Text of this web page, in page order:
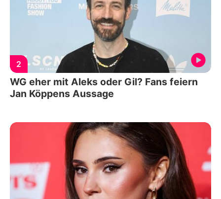
2
WG eher mit Aleks oder Gil? Fans feiern
Jan Köppens Aussage